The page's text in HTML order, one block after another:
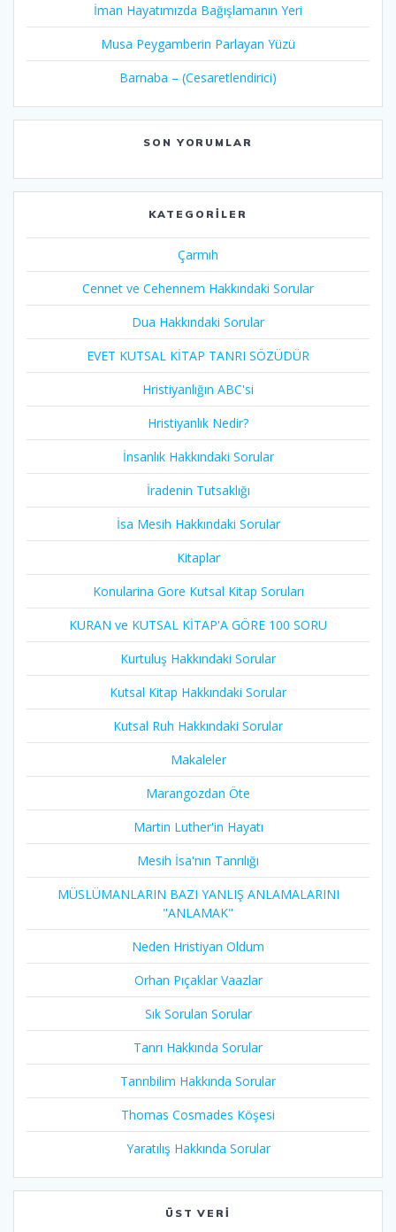
İman Hayatımızda Bağışlamanın Yeri
Musa Peygamberin Parlayan Yüzü
Barnaba – (Cesaretlendirici)
SON YORUMLAR
KATEGORILER
Çarmıh​
Cennet ve Cehennem Hakkındaki Sorular
Dua Hakkındaki Sorular
EVET KUTSAL KİTAP TANRI SÖZÜDÜR
Hristiyanlığın ABC'si
Hristiyanlık Nedir?
İnsanlık Hakkındaki Sorular
İradenin Tutsaklığı​
İsa Mesih Hakkındaki Sorular
Kitaplar
Konularina Gore Kutsal Kitap Soruları
KURAN ve KUTSAL KİTAP'A GÖRE 100 SORU
Kurtuluş Hakkındaki Sorular
Kutsal Kitap Hakkındaki Sorular
Kutsal Ruh Hakkındaki Sorular
Makaleler
Marangozdan Öte
Martin Luther'in Hayatı​
Mesih İsa'nın Tanrılığı​
MÜSLÜMANLARIN BAZI YANLIŞ ANLAMALARINI
"ANLAMAK"
Neden Hristiyan Oldum​
Orhan Pıçaklar Vaazlar
Sık Sorulan Sorular
Tanrı Hakkında Sorular
Tanrıbilim Hakkında Sorular
Thomas Cosmades Köşesi
Yaratılış Hakkında Sorular
ÜST VERI